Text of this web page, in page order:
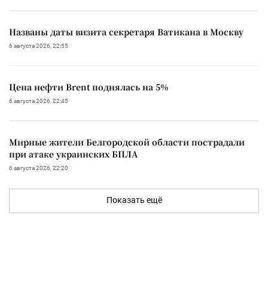
Названы даты визита секретаря Ватикана в Москву
6 августа 2026, 22:55
Цена нефти Brent поднялась на 5%
6 августа 2026, 22:45
Мирные жители Белгородской области пострадали
при атаке украинских БПЛА
6 августа 2026, 22:20
Показать ещё